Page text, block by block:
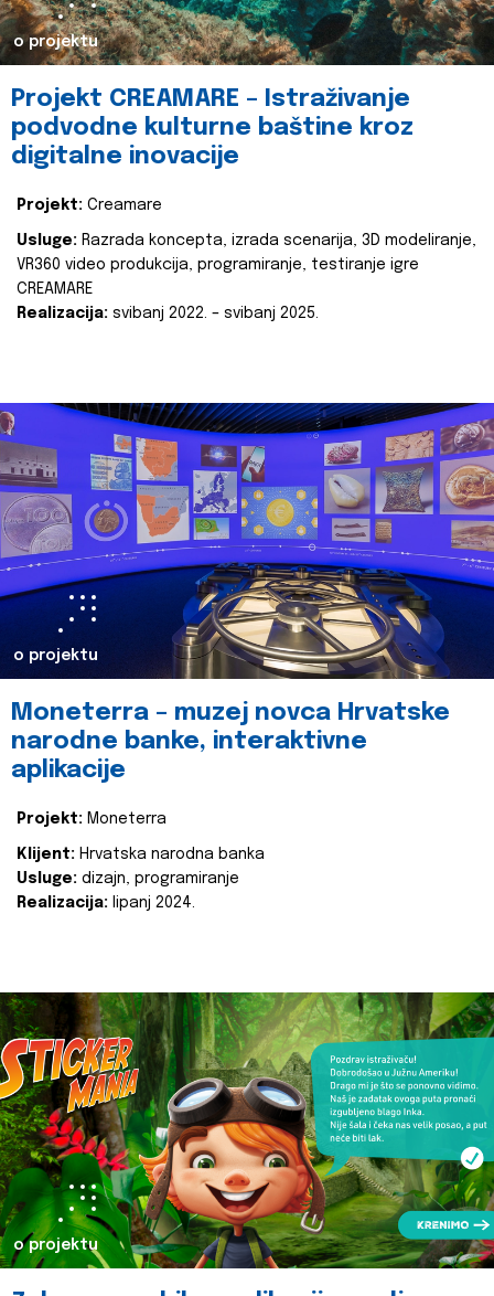
o projektu
Projekt CREAMARE – Istraživanje
podvodne kulturne baštine kroz
digitalne inovacije
Projekt: Creamare
Usluge: Razrada koncepta, izrada scenarija, 3D modeliranje,
VR360 video produkcija, programiranje, testiranje igre
CREAMARE
Realizacija: svibanj 2022. – svibanj 2025.
o projektu
Moneterra – muzej novca Hrvatske
narodne banke, interaktivne
aplikacije
Projekt: Moneterra
Klijent: Hrvatska narodna banka
Usluge: dizajn, programiranje
Realizacija: lipanj 2024.
o projektu